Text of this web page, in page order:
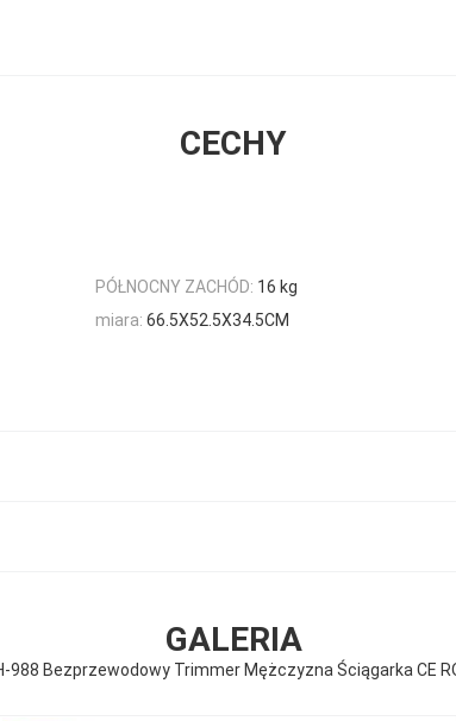
CECHY
PÓŁNOCNY ZACHÓD: 16 kg
miara: 66.5X52.5X34.5CM
GALERIA
988 Bezprzewodowy Trimmer Mężczyzna Ściągarka CE